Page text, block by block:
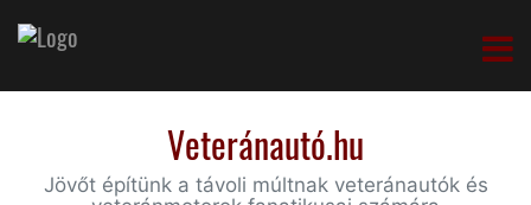
Veteránautó.hu
Jövőt építünk a távoli múltnak veteránautók és